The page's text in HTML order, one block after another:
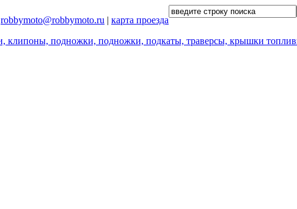
robbymoto@robbymoto.ru | карта проезда